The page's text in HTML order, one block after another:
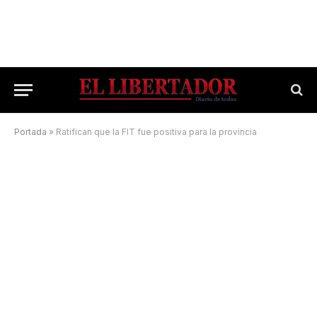
Portada » Ratifican que la FIT fue positiva para la provincia